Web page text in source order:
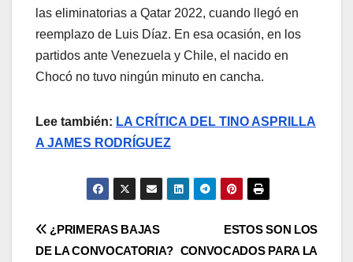
las eliminatorias a Qatar 2022, cuando llegó en
reemplazo de Luis Díaz. En esa ocasión, en los
partidos ante Venezuela y Chile, el nacido en
Chocó no tuvo ningún minuto en cancha.
Lee también: LA CRÍTICA DEL TINO ASPRILLA
A JAMES RODRÍGUEZ
ESTOS SON LOS
CONVOCADOS PARA LA
¿PRIMERAS BAJAS
DE LA CONVOCATORIA?